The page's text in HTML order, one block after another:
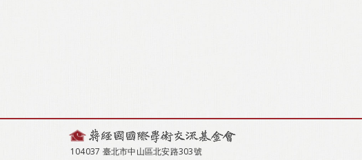
104037 臺北市中山區北安路303號